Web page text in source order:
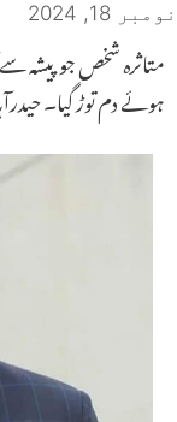
نومبر 18, 2024
متاثرہ شخص جو پیشہ
ہوئے دم توڑ گیا۔ حیدرآباد: